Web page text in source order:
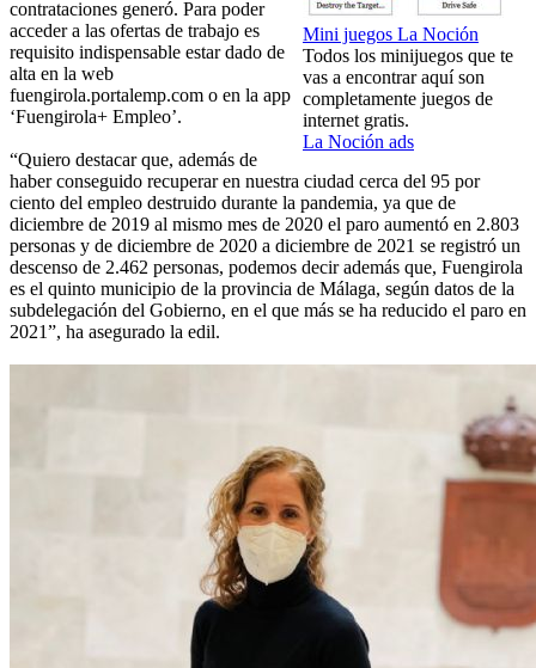
Mini juegos La Noción
Todos los minijuegos que te
vas a encontrar aquí son
completamente juegos de
internet gratis.
La Noción ads
contrataciones generó. Para poder
acceder a las ofertas de trabajo es
requisito indispensable estar dado de
alta en la web
fuengirola.portalemp.com o en la app
‘Fuengirola+ Empleo’.
“Quiero destacar que, además de
haber conseguido recuperar en nuestra ciudad cerca del 95 por
ciento del empleo destruido durante la pandemia, ya que de
diciembre de 2019 al mismo mes de 2020 el paro aumentó en 2.803
personas y de diciembre de 2020 a diciembre de 2021 se registró un
descenso de 2.462 personas, podemos decir además que, Fuengirola
es el quinto municipio de la provincia de Málaga, según datos de la
subdelegación del Gobierno, en el que más se ha reducido el paro en
2021”, ha asegurado la edil.